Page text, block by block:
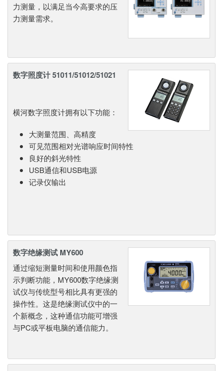
力测量，以满足当今高要求的压
力测量需求。
数字照度计 51011/51012/51021
横河数字照度计拥有以下功能：
大测量范围、高精度
可见范围相对光谱响应时间特性
良好的斜光特性
USB通信和USB电源
记录仪输出
数字绝缘测试 MY600
通过缩短测量时间和使用颜色指
示判断功能，MY600数字绝缘测
试仪与传统型号相比具有更强的
操作性。这是绝缘测试仪中的一
个新概念，这种通信功能可增强
与PC或平板电脑的通信能力。